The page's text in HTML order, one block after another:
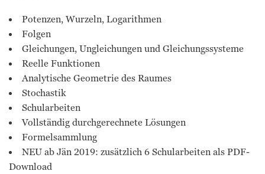
Potenzen, Wurzeln, Logarithmen
Folgen
Gleichungen, Ungleichungen und Gleichungssysteme
Reelle Funktionen
Analytische Geometrie des Raumes
Stochastik
Schularbeiten
Vollständig durchgerechnete Lösungen
Formelsammlung
NEU ab Jän 2019: zusätzlich 6 Schularbeiten als PDF-
Download